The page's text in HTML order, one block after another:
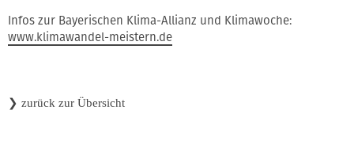
Infos zur Bayerischen Klima-Allianz und Klimawoche:
www.klimawandel-meistern.de
❯ zurück zur Übersicht